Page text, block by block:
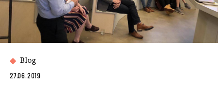
Blog
27.06.2019